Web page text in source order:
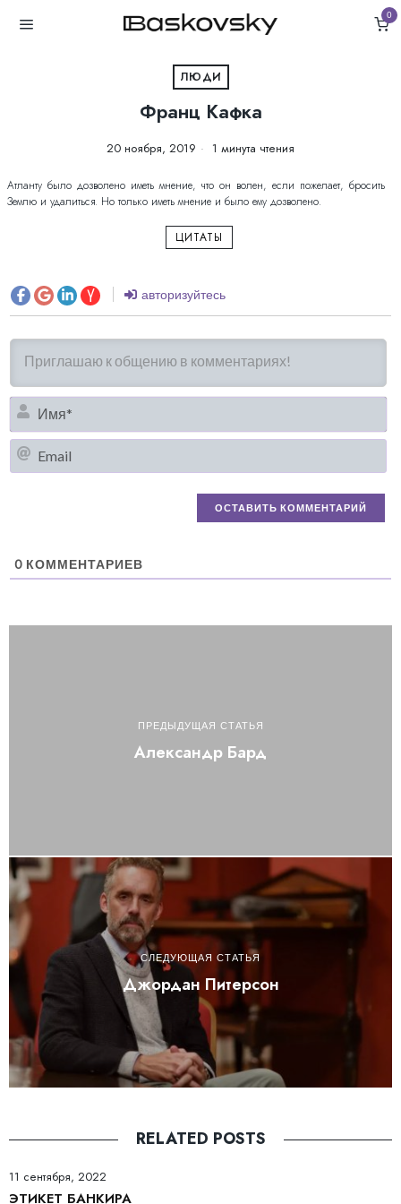
0
ЛЮДИ
Франц Кафка
20 ноября, 2019 1 минута чтения
Атланту было дозволено иметь мнение, что он волен, если пожелает, бросить
Землю и удалиться. Но только иметь мнение и было ему дозволено.
ЦИТАТЫ
авторизуйтесь
0 КОММЕНТАРИЕВ
ПРЕДЫДУЩАЯ СТАТЬЯ
Александр Бард
СЛЕДУЮЩАЯ СТАТЬЯ
Джордан Питерсон
RELATED POSTS
11 сентября, 2022
ЭТИКЕТ БАНКИРА